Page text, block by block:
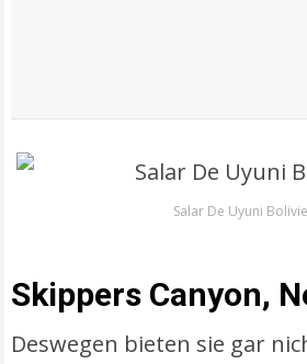
Salar De Uyuni
Skippers Canyon,
Deswegen bieten sie gar